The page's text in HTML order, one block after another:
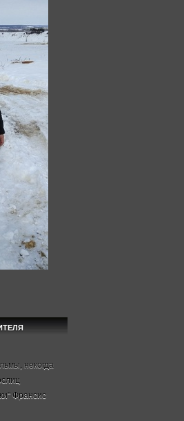
некогда
Франсис